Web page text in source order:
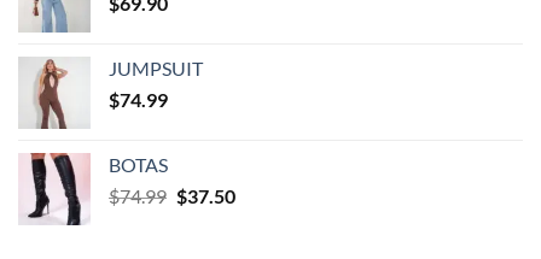
JUMPSUIT
$74.99
BOTAS
$74.99 $37.50